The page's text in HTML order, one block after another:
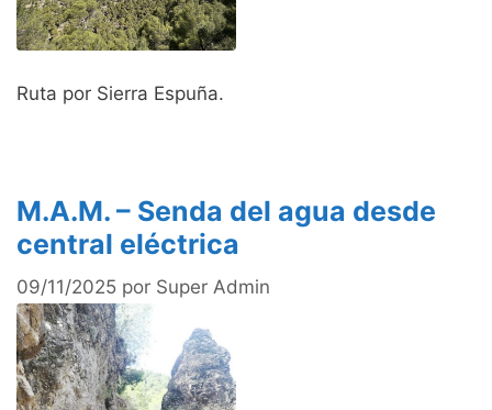
Ruta por Sierra Espuña.
M.A.M. – Senda del agua desde
central eléctrica
09/11/2025 por Super Admin